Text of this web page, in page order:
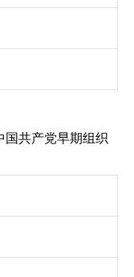
共产党早期组织